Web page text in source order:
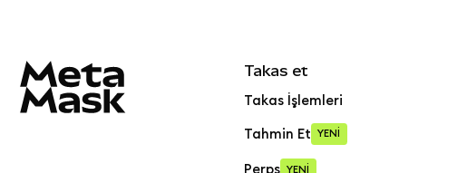
Takas et
Takas İşlemleri
Tahmin Et YENİ
Perps YENİ